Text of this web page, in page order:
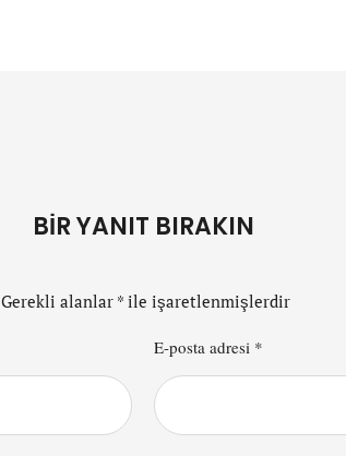
BIR YANIT BIRAKIN
Gerekli alanlar * ile işaretlenmişlerdir
E-posta adresi *